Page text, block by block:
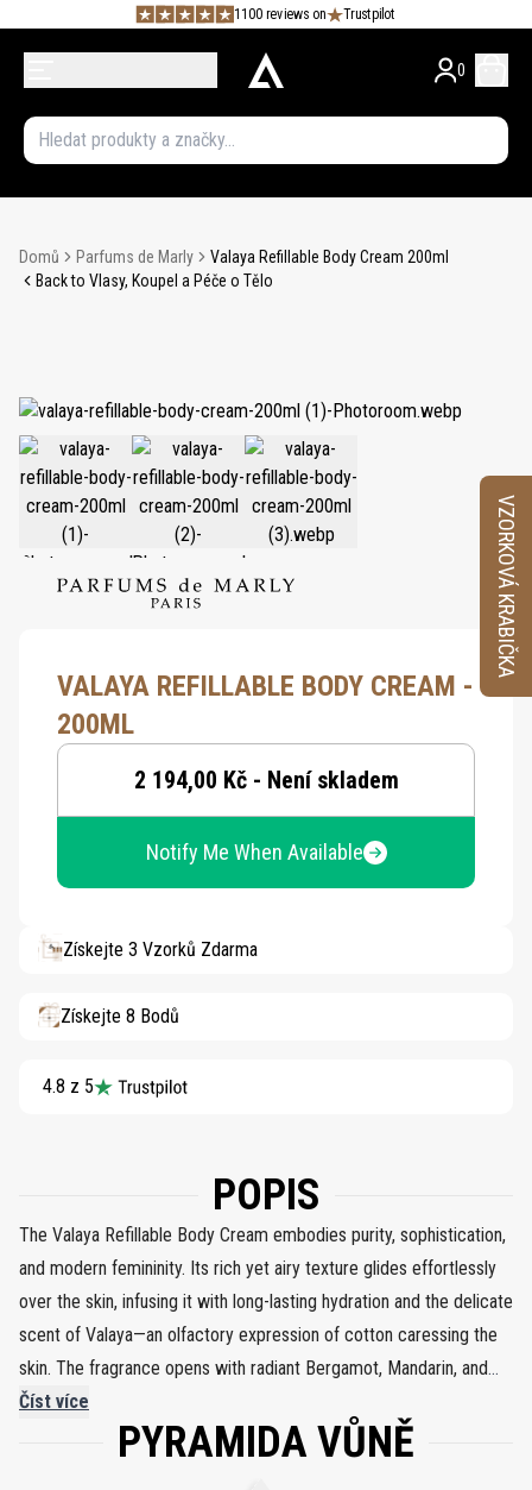
1100 reviews on Trustpilot
0
Domů Parfums de Marly
Valaya Refillable Body Cream 200ml
Back to Vlasy, Koupel a Péče o Tělo
VALAYA REFILLABLE BODY CREAM -
200ML
2 194,00 Kč - Není skladem
Notify Me When Available
Získejte 3 Vzorků Zdarma
Získejte 8 Bodů
4.8 z 5
POPIS
The Valaya Refillable Body Cream embodies purity, sophistication,
and modern femininity. Its rich yet airy texture glides effortlessly
over the skin, infusing it with long-lasting hydration and the delicate
scent of Valaya—an olfactory expression of cotton caressing the
skin. The fragrance opens with radiant Bergamot, Mandarin, and
White Peach, unfolds into a graceful heart of Orange Flower,
Nympheal, and Vetiver, and settles into a sensual base of
Číst více
PYRAMIDA VŮNĚ
VZORKOVÁ KRABIČKA